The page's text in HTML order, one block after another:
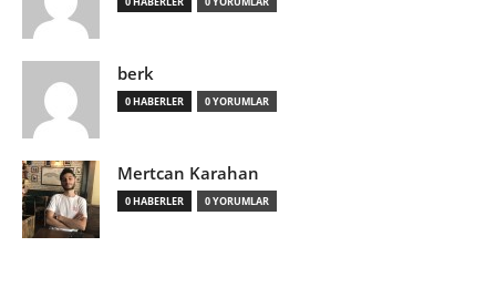
berk
0 HABERLER 0 YORUMLAR
Mertcan Karahan
0 HABERLER 0 YORUMLAR